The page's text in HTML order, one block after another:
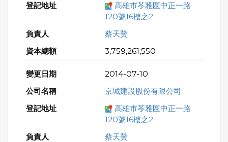
高雄市苓雅區中正一路
120號16樓之2
蔡天贊
3,759,261,550
2014-07-10
京城建設股份有限公司
高雄市苓雅區中正一路
120號16樓之2
蔡天贊